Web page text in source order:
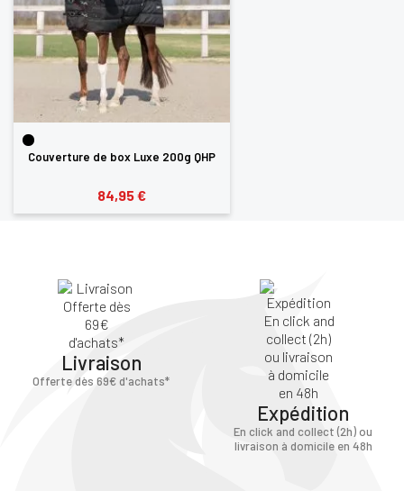
Couverture de box Luxe 200g QHP
84,95 €
Livraison
Offerte dès 69€ d'achats*
Expédition
En click and collect (2h) ou
livraison à domicile en 48h